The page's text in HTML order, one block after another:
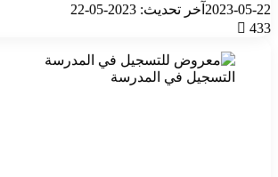
2023-05-22 آخر تحديث: 2023-05-22
433
التسجيل في المدرسة